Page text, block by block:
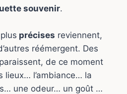
souvenir.
précises reviennent,
réémergent. Des
de ce moment
lieux… l’ambiance… la
une odeur… un goût …